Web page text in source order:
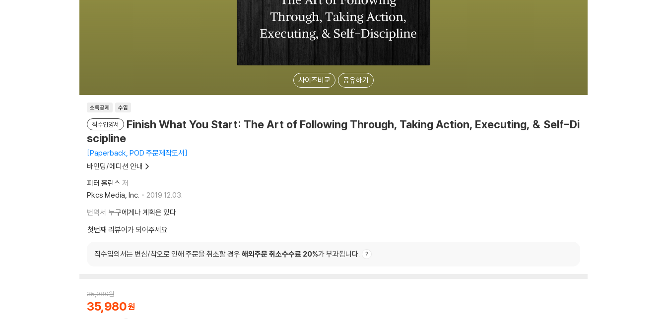
사이즈비교 공유하기
소득공제 수입
직수입양서
Finish What You Start: The Art of Following Through, Taking Action, Executing, & Self-Di
scipline
Paperback, POD 주문제작도서
바인딩/에디션 안내
피터 홀린스 저
Pkcs Media, Inc.
2019.12.03.
번역서 누구에게나 계획은 있다
첫번째 리뷰어가 되어주세요
직수입외서는 변심/착오로 인해 주문을 취소할 경우 해외주문 취소수수료 20%가 부과됩니다.
35,980원
35,980